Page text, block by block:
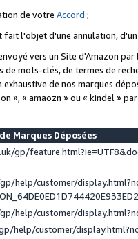
de votre Accord ;
l'objet d'une annulation,
vers un Site d'Amazon
de mots-clés, de termes de
de nos marques
», « amaozn » ou « kindel »
Marques Déposées
gp/
help/customer/
help/customer/
help/customer/